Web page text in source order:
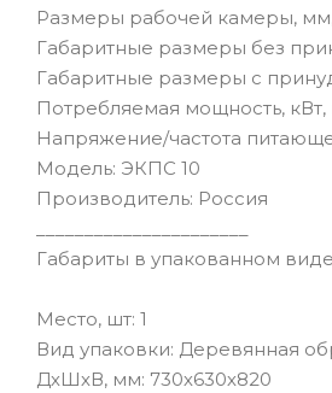
Размеры рабочей камеры, мм,
Габаритные размеры без
Габаритные размеры с
Потребляемая мощность, кВт,
Напряжение/частота
Модель: ЭКПС 10
Производитель: Россия
Габариты в упакованном
Место, шт: 1
Вид упаковки: Деревянная
ДхШхВ, мм: 730х630х820